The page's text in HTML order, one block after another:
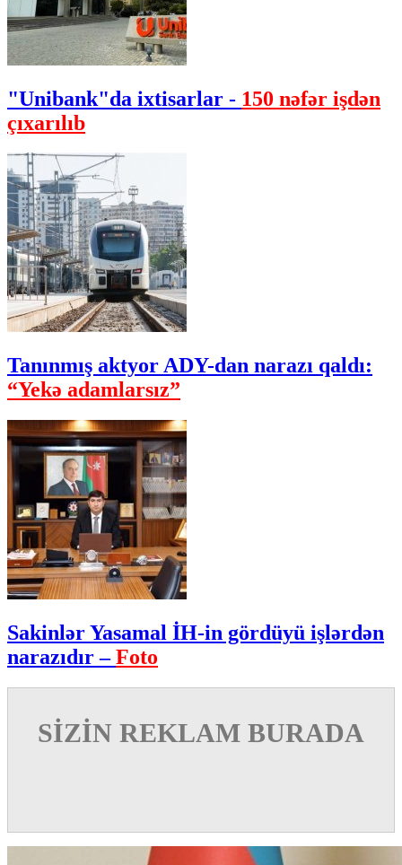
"Unibank"da ixtisarlar - 150 nəfər işdən
çıxarılıb
Tanınmış aktyor ADY-dan narazı qaldı:
“Yekə adamlarsız”
Sakinlər Yasamal İH-in gördüyü işlərdən
narazıdır –Foto
SİZİN REKLAM BURADA